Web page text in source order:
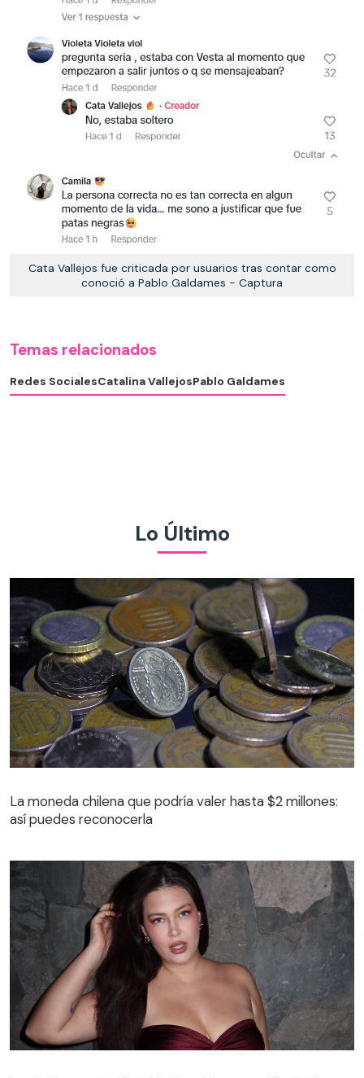
Cata Vallejos fue criticada por usuarios tras contar como
conoció a Pablo Galdames - Captura
Temas relacionados
Redes SocialesCatalina VallejosPablo Galdames
Lo Último
La moneda chilena que podría valer hasta $2 millones:
así puedes reconocerla